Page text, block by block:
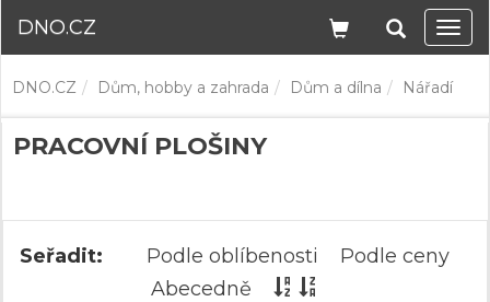
DNO.CZ
DNO.CZ Dům, hobby a zahrada Dům a dílna Nářadí
PRACOVNÍ PLOŠINY
Seřadit: Podle oblíbenosti
Podle ceny
Abecedně